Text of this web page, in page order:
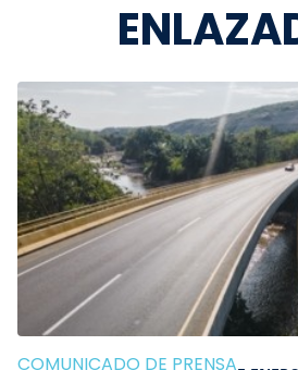
COMUNICADO DE PRENSA